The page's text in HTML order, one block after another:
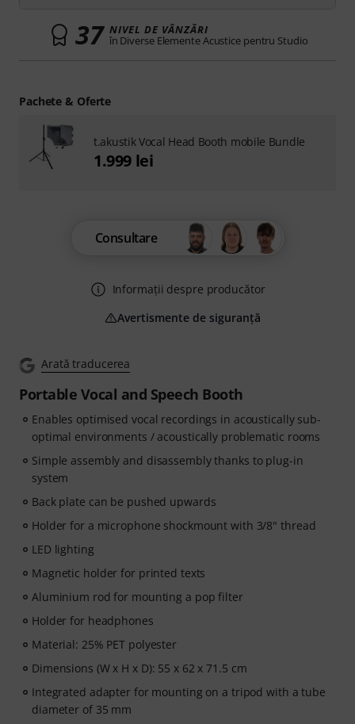
Arată traducerea
Portable Vocal and Speech Booth
Enables optimised vocal recordings in acoustically sub-
optimal environments / acoustically problematic rooms
Simple assembly and disassembly thanks to plug-in
system
Back plate can be pushed upwards
Holder for a microphone shockmount with 3/8" thread
LED lighting
Magnetic holder for printed texts
Aluminium rod for mounting a pop filter
Holder for headphones
Material: 25% PET polyester
Dimensions (W x H x D): 55 x 62 x 71.5 cm
Integrated adapter for mounting on a tripod with a tube
diameter of 35 mm
37 NIVEL DE VÂNZĂRI
în Diverse Elemente Acustice pentru Studio
Consultare
Informații despre producător
Avertismente de siguranță
Pachete & Oferte
t.akustik Vocal Head Booth mobile Bundle
1.999 lei